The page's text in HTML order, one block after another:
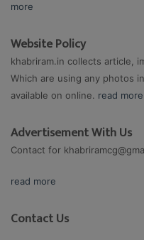
more
Website Policy
khabriram.in collects article,
Which are using any photos
available on online. read more
Advertisement With Us
Contact for
read more
Contact Us